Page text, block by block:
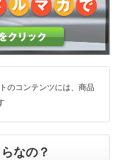
のコンテンツには、商品
なの？